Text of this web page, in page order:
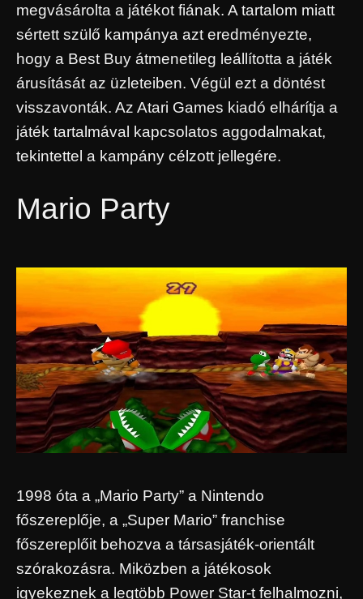
megvásárolta a játékot fiának. A tartalom miatt
sértett szülő kampánya azt eredményezte,
hogy a Best Buy átmenetileg leállította a játék
árusítását az üzleteiben. Végül ezt a döntést
visszavonták. Az Atari Games kiadó elhárítja a
játék tartalmával kapcsolatos aggodalmakat,
tekintettel a kampány célzott jellegére.
Mario Party
1998 óta a „Mario Party” a Nintendo
főszereplője, a „Super Mario” franchise
főszereplőit behozva a társasjáték-orientált
szórakozásra. Miközben a játékosok
igyekeznek a legtöbb Power Star-t felhalmozni,